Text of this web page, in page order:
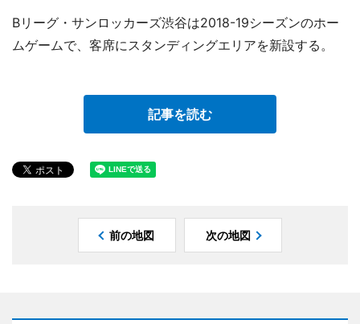
Bリーグ・サンロッカーズ渋谷は2018-19シーズンのホー
ムゲームで、客席にスタンディングエリアを新設する。
記事を読む
前の地図 次の地図